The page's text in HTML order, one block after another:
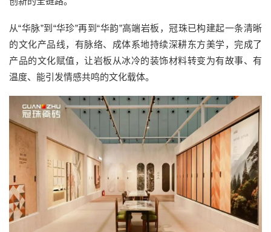
从“华脉”到“华珍”再到“华韵”高端岩板，冠珠已构建起一条清晰
的文化产品线，有脉络、成体系地持续深耕东方美学，完成了
产品的文化赋值，让岩板从冰冷的装饰材料转变为有故事、有
温度、能引发情感共鸣的文化载体。